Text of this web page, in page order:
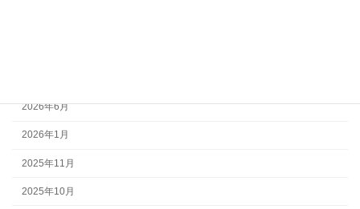
2026年6月
2026年1月
2025年11月
2025年10月